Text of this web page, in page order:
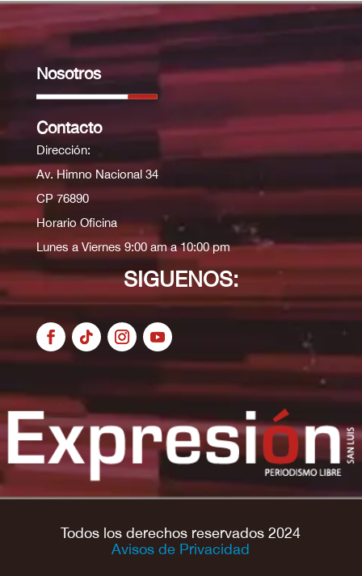
Nosotros
Contacto
Dirección:
Av. Himno Nacional 34
CP 76890
Horario Oficina
Lunes a Viernes 9:00 am a 10:00 pm
SIGUENOS:
Todos los derechos reservados 2024
Avisos de Privacidad